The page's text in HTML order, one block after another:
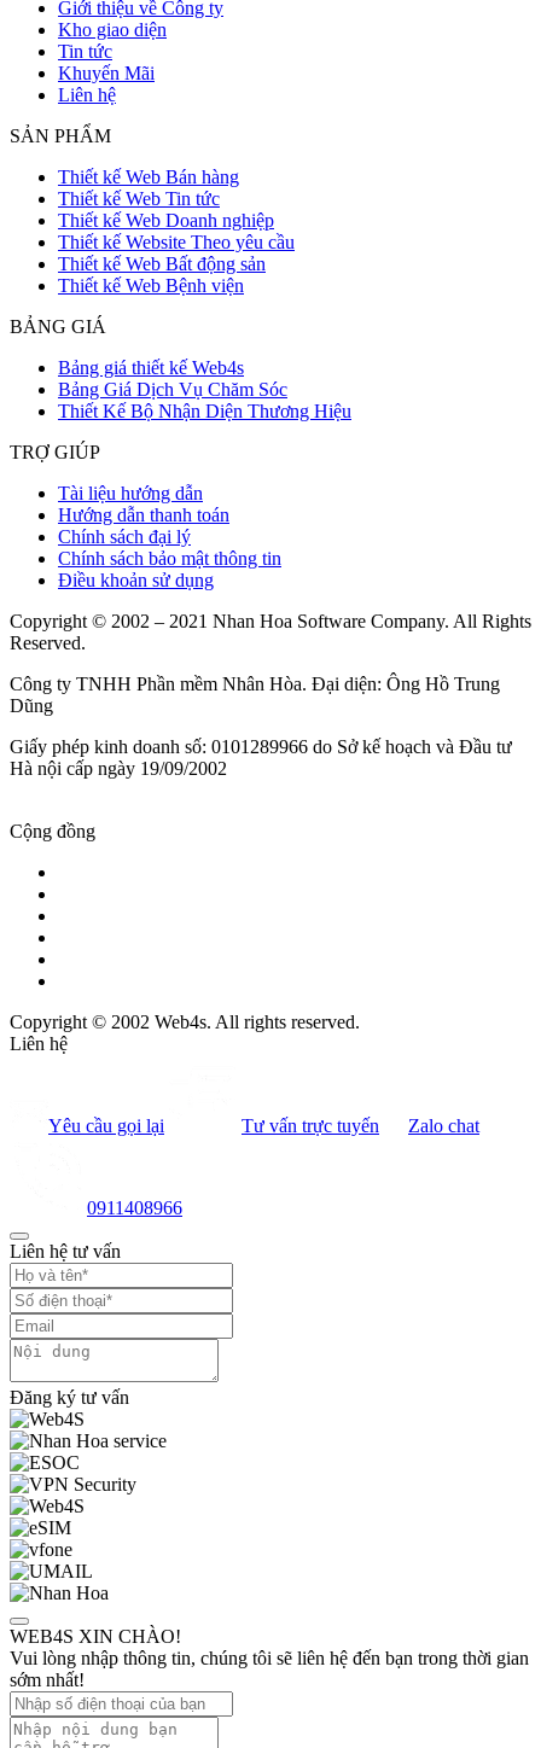
Giới thiệu về Công ty
Kho giao diện
Tin tức
Khuyến Mãi
Liên hệ
SẢN PHẨM
Thiết kế Web Bán hàng
Thiết kế Web Tin tức
Thiết kế Web Doanh nghiệp
Thiết kế Website Theo yêu cầu
Thiết kế Web Bất động sản
Thiết kế Web Bệnh viện
BẢNG GIÁ
Bảng giá thiết kế Web4s
Bảng Giá Dịch Vụ Chăm Sóc
Thiết Kế Bộ Nhận Diện Thương Hiệu
TRỢ GIÚP
Tài liệu hướng dẫn
Hướng dẫn thanh toán
Chính sách đại lý
Chính sách bảo mật thông tin
Điều khoản sử dụng
Copyright © 2002 – 2021 Nhan Hoa Software Company. All Rights
Reserved.
Công ty TNHH Phần mềm Nhân Hòa. Đại diện: Ông Hồ Trung
Dũng
Giấy phép kinh doanh số: 0101289966 do Sở kế hoạch và Đầu tư
Hà nội cấp ngày 19/09/2002
Cộng đồng
Copyright © 2002 Web4s. All rights reserved.
Liên hệ
Yêu cầu gọi lại Tư vấn trực tuyến Zalo chat
0911408966
Liên hệ tư vấn
Đăng ký tư vấn
WEB4S XIN CHÀO!
Vui lòng nhập thông tin, chúng tôi sẽ liên hệ đến bạn trong thời gian
sớm nhất!